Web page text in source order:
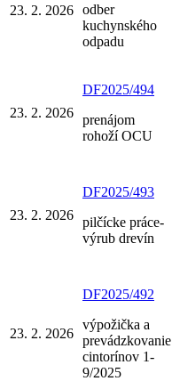
23. 2. 2026 odber
kuchynského
odpadu
23. 2. 2026
DF2025/494
prenájom
rohoží OCU
23. 2. 2026
DF2025/493
pilčícke práce-
výrub drevín
23. 2. 2026
DF2025/492
výpožička a
prevádzkovanie
cintorínov 1-
9/2025